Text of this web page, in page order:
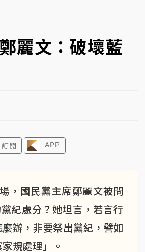
麗文：破壞藍
訂閱 APP
，國民黨主席鄭麗文被問
紀處分？她坦言，若言行
辦，非要祭出黨紀，譬如
規處理」。